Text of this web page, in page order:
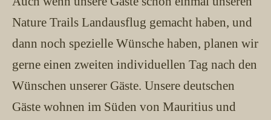
Nature Trails Landausflug gemacht haben, und
dann noch spezielle Wünsche haben, planen wir
gerne einen zweiten individuellen Tag nach den
Wünschen unserer Gäste. Unsere deutschen
Gäste wohnen im Süden von Mauritius und